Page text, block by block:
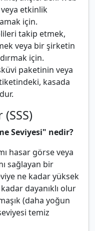
etkinlik
için.
takip etmek,
veya bir şirketin
için.
paketinin veya
kasada
Seviyesi" nedir?
hasar görse veya
sağlayan bir
ne kadar yüksek
dayanıklı olur
(daha yoğun
temiz